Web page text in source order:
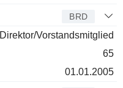
BRD
Direktor/Vorstandsmitglied
65
01.01.2005